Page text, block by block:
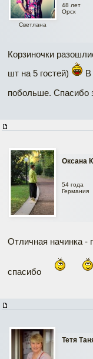
Светлана
48 лет
Орск
Корзиночки
шт на 5 гостей)
В
побольше. Спасибо
Оксана К
54 года
Германия
Отличная начинка -
спасибо
Тетя